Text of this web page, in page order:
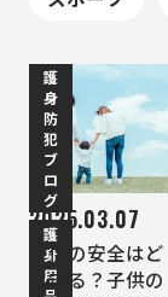
護
身
防
犯
ブ
ロ
グ
護
身
用
2025.03.07
子供の安全はど
う守る？子供の